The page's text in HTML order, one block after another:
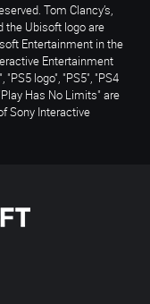
Tom Clancy’s,
the Ubisoft logo are
Entertainment in the
Entertainment
logo", "PS5", "PS4
Has No Limits" are
Sony Interactive